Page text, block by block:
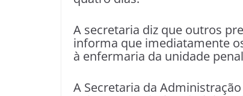
A secretaria diz que outros
informa que imediatamente
à enfermaria da unidade
A Secretaria da